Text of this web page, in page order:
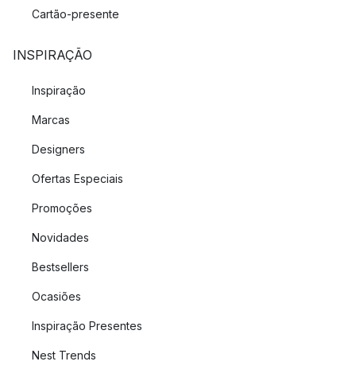
Cartão-presente
INSPIRAÇÃO
Inspiração
Marcas
Designers
Ofertas Especiais
Promoções
Novidades
Bestsellers
Ocasiões
Inspiração Presentes
Nest Trends